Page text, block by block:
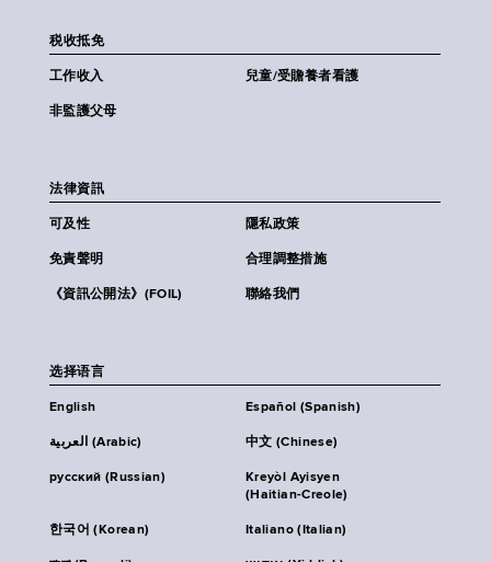
税收抵免
工作收入 兒童/受贍養者看護
非監護父母
法律資訊
可及性 隱私政策
免責聲明 合理調整措施
《資訊公開法》(FOIL) 聯絡我們
选择语言
English Español (Spanish)
العربية (Arabic) 中文 (Chinese)
русский (Russian)
Kreyòl Ayisyen
(Haitian-Creole)
한국어 (Korean) Italiano (Italian)